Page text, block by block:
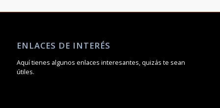
ENLACES DE INTERÉS
Aquí tienes algunos enlaces interesantes, quizás te sean
útiles.